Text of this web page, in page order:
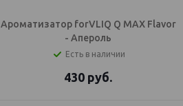
Ароматизатор forVLIQ Q MAX Flavor
- Апероль
Есть в наличии
430 руб.